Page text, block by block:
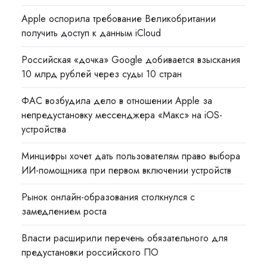
Apple оспорила требование Великобритании
получить доступ к данным iCloud
Российская «дочка» Google добивается взыскания
10 млрд рублей через суды 10 стран
ФАС возбудила дело в отношении Apple за
непредустановку мессенджера «Макс» на iOS-
устройства
Минцифры хочет дать пользователям право выбора
ИИ-помощника при первом включении устройств
Рынок онлайн-образования столкнулся с
замедлением роста
Власти расширили перечень обязательного для
предустановки российского ПО